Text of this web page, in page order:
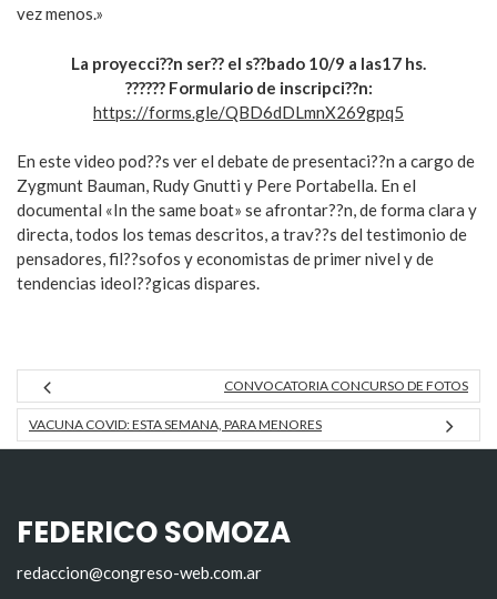
vez menos.»
La proyecci??n ser?? el s??bado 10/9 a las17 hs.
?????? Formulario de inscripci??n:
https://forms.gle/QBD6dDLmnX269gpq5
En este video pod??s ver el debate de presentaci??n a cargo de
Zygmunt Bauman, Rudy Gnutti y Pere Portabella. En el
documental «In the same boat» se afrontar??n, de forma clara y
directa, todos los temas descritos, a trav??s del testimonio de
pensadores, fil??sofos y economistas de primer nivel y de
tendencias ideol??gicas dispares.
CONVOCATORIA CONCURSO DE FOTOS
VACUNA COVID: ESTA SEMANA, PARA MENORES
FEDERICO SOMOZA
redaccion@congreso-web.com.ar